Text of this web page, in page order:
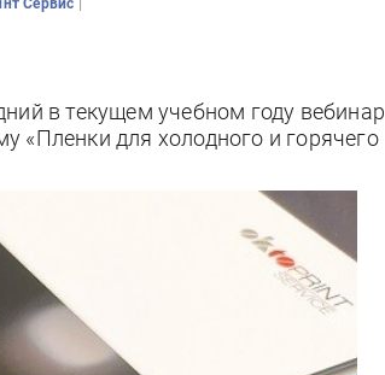
Сервис
в текущем учебном году вебинар
«Пленки для холодного и горячего